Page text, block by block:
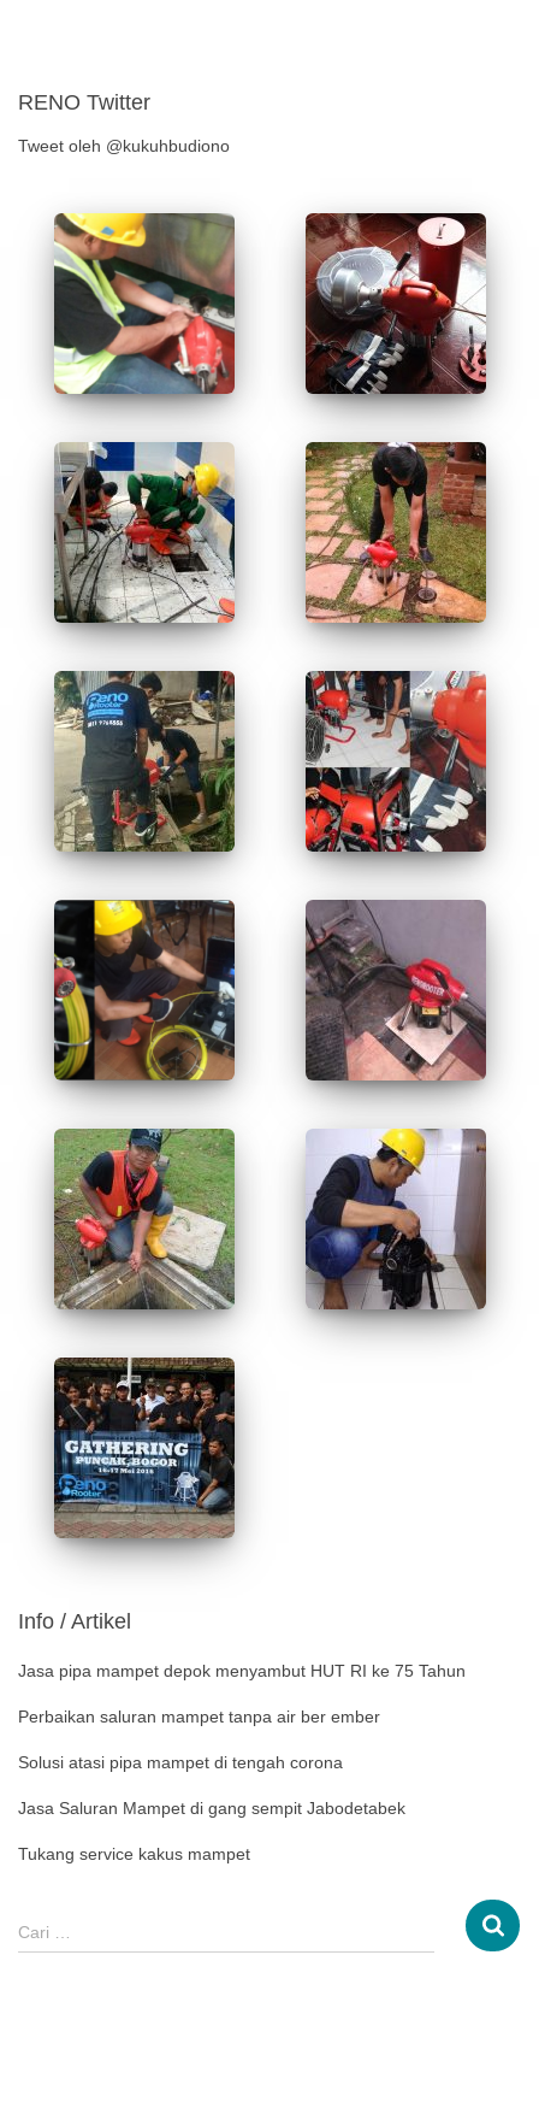
RENO Twitter
Tweet oleh @kukuhbudiono
Info / Artikel
Jasa pipa mampet depok menyambut HUT RI ke 75 Tahun
Perbaikan saluran mampet tanpa air ber ember
Solusi atasi pipa mampet di tengah corona
Jasa Saluran Mampet di gang sempit Jabodetabek
Tukang service kakus mampet
Cari …